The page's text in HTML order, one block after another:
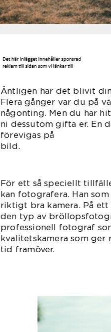
Äntligen har det blivit
Flera gånger var du på
någonting. Men du har
ni dessutom gifta er. En
förevigas på
För ett så speciellt
kan fotografera. Han
riktigt bra kamera. På
den typ av
professionell fotograf
kvalitetskamera som ger
tid